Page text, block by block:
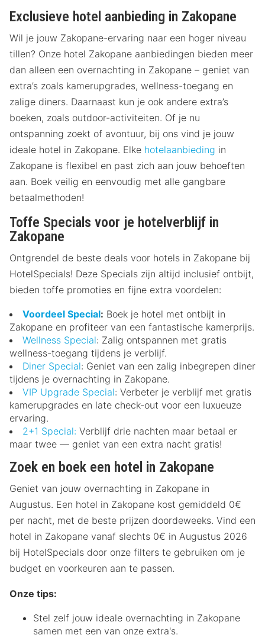
Exclusieve hotel aanbieding in Zakopane
Wil je jouw Zakopane-ervaring naar een hoger niveau
tillen? Onze hotel Zakopane aanbiedingen bieden meer
dan alleen een overnachting in Zakopane – geniet van
extra’s zoals kamerupgrades, wellness-toegang en
zalige diners. Daarnaast kun je ook andere extra’s
boeken, zoals outdoor-activiteiten. Of je nu
ontspanning zoekt of avontuur, bij ons vind je jouw
ideale hotel in Zakopane. Elke hotelaanbieding in
Zakopane is flexibel en past zich aan jouw behoeften
aan. Boek veilig en eenvoudig met alle gangbare
betaalmethoden!
Toffe Specials voor je hotelverblijf in
Zakopane
Ontgrendel de beste deals voor hotels in Zakopane bij
HotelSpecials! Deze Specials zijn altijd inclusief ontbijt,
bieden toffe promoties en fijne extra voordelen:
Voordeel Special: Boek je hotel met ontbijt in
Zakopane en profiteer van een fantastische kamerprijs.
Wellness Special: Zalig ontspannen met gratis
wellness-toegang tijdens je verblijf.
Diner Special: Geniet van een zalig inbegrepen diner
tijdens je overnachting in Zakopane.
VIP Upgrade Special: Verbeter je verblijf met gratis
kamerupgrades en late check-out voor een luxueuze
ervaring.
2+1 Special: Verblijf drie nachten maar betaal er
maar twee — geniet van een extra nacht gratis!
Zoek en boek een hotel in Zakopane
Geniet van jouw overnachting in Zakopane in
Augustus. Een hotel in Zakopane kost gemiddeld 0€
per nacht, met de beste prijzen doordeweeks. Vind een
hotel in Zakopane vanaf slechts 0€ in Augustus 2026
bij HotelSpecials door onze filters te gebruiken om je
budget en voorkeuren aan te passen.
Onze tips:
Stel zelf jouw ideale overnachting in Zakopane
samen met een van onze extra's.